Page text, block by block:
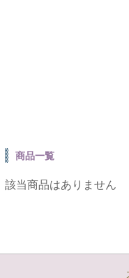
商品一覧
該当商品はありません